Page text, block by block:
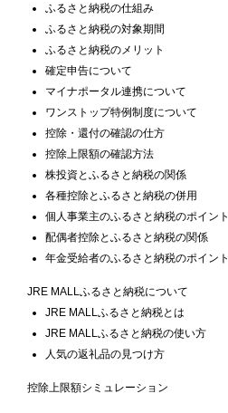
ふるさと納税の仕組み
ふるさと納税の対象期間
ふるさと納税のメリット
確定申告について
マイナポータル連携について
ワンストップ特例制度について
控除・還付の確認の仕方
控除上限額の確認方法
株投資とふるさと納税の関係
各種控除とふるさと納税の併用
個人事業主のふるさと納税のポイント
配偶者控除とふるさと納税の関係
年金受給者のふるさと納税のポイント
JRE MALLふるさと納税について
JRE MALLふるさと納税とは
JRE MALLふるさと納税の使い方
人気の返礼品の見つけ方
控除上限額シミュレーション